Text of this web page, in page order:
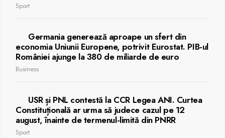
Sport
Germania generează aproape un sfert din
economia Uniunii Europene, potrivit Eurostat. PIB-ul
României ajunge la 380 de miliarde de euro
Business
USR și PNL contestă la CCR Legea ANI. Curtea
Constituțională ar urma să judece cazul pe 12
august, înainte de termenul-limită din PNRR
Sport